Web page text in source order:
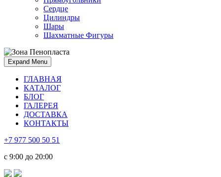
Сердце
Цилиндры
Шары
Шахматные Фигуры
Expand Menu
ГЛАВНАЯ
КАТАЛОГ
БЛОГ
ГАЛЕРЕЯ
ДОСТАВКА
КОНТАКТЫ
+7 977 500 50 51
с 9:00 до 20:00